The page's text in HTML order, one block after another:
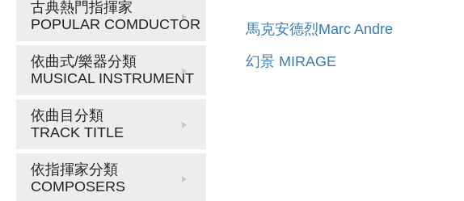
古典熱門指揮家
POPULAR COMDUCTOR
依曲式/樂器分類
MUSICAL INSTRUMENT
依曲目分類
TRACK TITLE
依指揮家分類
COMPOSERS
馬克安德烈Marc Andre
幻景 MIRAGE